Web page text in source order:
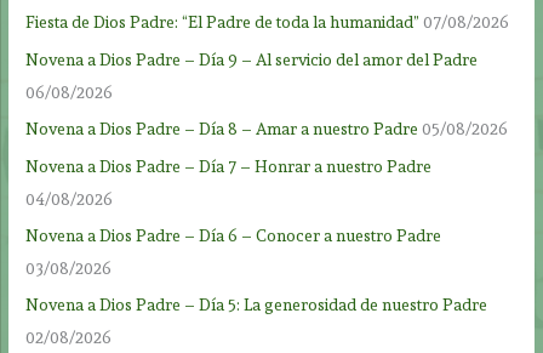
Fiesta de Dios Padre: “El Padre de toda la humanidad” 07/08/2026
Novena a Dios Padre – Día 9 – Al servicio del amor del Padre
06/08/2026
Novena a Dios Padre – Día 8 – Amar a nuestro Padre 05/08/2026
Novena a Dios Padre – Día 7 – Honrar a nuestro Padre
04/08/2026
Novena a Dios Padre – Día 6 – Conocer a nuestro Padre
03/08/2026
Novena a Dios Padre – Día 5: La generosidad de nuestro Padre
02/08/2026